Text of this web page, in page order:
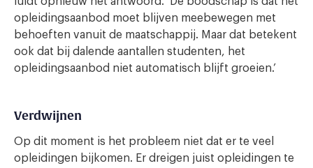
opleidingsaanbod moet blijven meebewegen met
behoeften vanuit de maatschappij. Maar dat betekent
ook dat bij dalende aantallen studenten, het
opleidingsaanbod niet automatisch blijft groeien.’
Verdwijnen
Op dit moment is het probleem niet dat er te veel
opleidingen bijkomen. Er dreigen juist opleidingen te